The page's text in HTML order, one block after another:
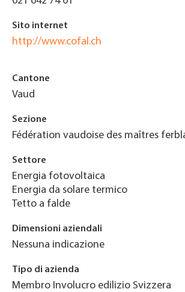
Sito internet
http://www.cofal.ch
Cantone
Vaud
Sezione
Fédération vaudoise des maîtres
Settore
Energia fotovoltaica
Energia da solare termico
Tetto a falde
Dimensioni aziendali
Nessuna indicazione
Tipo di azienda
Membro Involucro edilizio Svizzera